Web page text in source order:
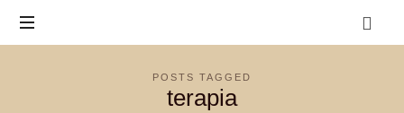
POSTS TAGGED
terapia